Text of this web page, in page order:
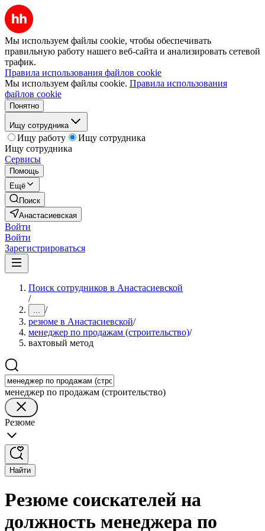
Мы используем файлы cookie, чтобы обеспечивать
правильную работу нашего веб-сайта и анализировать сетевой
трафик.
Правила использования файлов cookie
Мы используем файлы cookie. Правила использования
файлов cookie
Понятно
Ищу сотрудника
Ищу работу
Ищу сотрудника
Ищу сотрудника
Сервисы
Помощь
Ещё
Поиск
Анастасиевская
Войти
Войти
Зарегистрироваться
Поиск сотрудников в Анастасиевской
/
... /
резюме в Анастасиевской/
менеджер по продажам (строительство)/
вахтовый метод
менеджер по продажам (строительство)
Резюме
Найти
Резюме соискателей на
должность менеджера по